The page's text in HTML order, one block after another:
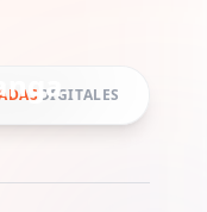
DIGITALES